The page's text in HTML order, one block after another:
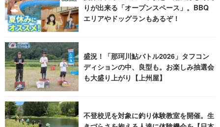
りが出来る「オープンスペース」。BBQ
エリアやドッグランもあるぞ！
盛況！「那珂川鮎バトル2026」タフコン
ディションの中、良型も。お楽しみ抽選会
も大盛り上がり【上州屋】
不登校児を対象に釣り体験教室を開催。生